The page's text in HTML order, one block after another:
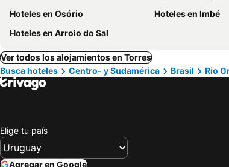
Hoteles en Osório
Hoteles en Imbé
Hoteles en Arroio do Sal
Ver todos los alojamientos en Torres
Busca hoteles
Centro- y Sudamérica Brasil Rio
Elige tu país
Agregar en Google